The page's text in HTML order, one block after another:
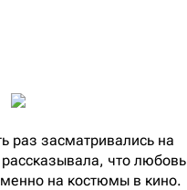
раз засматривались на
что любовь
на костюмы в кино.